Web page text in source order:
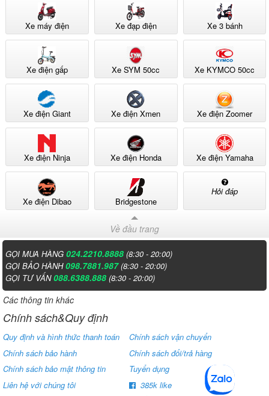
Sạc nhanh, sử dụng tiện lợi
Thời gian sạc đầy cho xe chỉ khoảng 5–6 tiếng, bạn hoàn toàn có thể
tranh thủ sạc vào ban đêm hoặc lúc nghỉ ngơi để xe luôn sẵn sàng
hoạt động. Bộ sạc đi kèm có tính năng tự ngắt khi đầy điện, giúp
tránh hiện tượng sạc quá lâu gây ảnh hưởng đến tuổi thọ ắc quy.
Đồng thời, việc bảo dưỡng hoặc thay thế ắc quy khi cần thiết cũng
rất dễ dàng tại các trung tâm bảo hành chính hãng của Tailg trên
toàn quốc.
Xe máy điện Xe đạp điện Xe 3 bánh
Xe điện gấp Xe SYM 50cc Xe KYMCO 50cc
Xe điện Giant Xe điện Xmen Xe điện Zoomer
Xe điện Ninja Xe điện Honda Xe điện Yamaha
Xe điện Dibao Bridgestone
Hỏi đáp
Về đầu trang
GỌI MUA HÀNG024.2210.8888 (8:30 - 20:00)
GỌI BẢO HÀNH098.7881.987 (8:30 - 20:00)
GỌI TƯ VẤN088.6388.888 (8:30 - 20:00)
Các thông tin khác
Chính sách&Quy định
Quy định và hình thức thanh toán
Chính sách vận chuyển
Chính sách bảo hành
Chính sách đổi/trả hàng
Chính sách bảo mật thông tin
Tuyển dụng
Liên hệ với chúng tôi
385k like